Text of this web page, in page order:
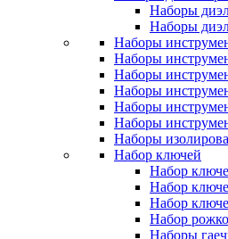
Наборы
Наборы
Наборы
Наборы
Наборы
Наборы
Наборы
Наборы
Наборы
Набор ключей
Набор
Набор
Набор
Набор
Наборы